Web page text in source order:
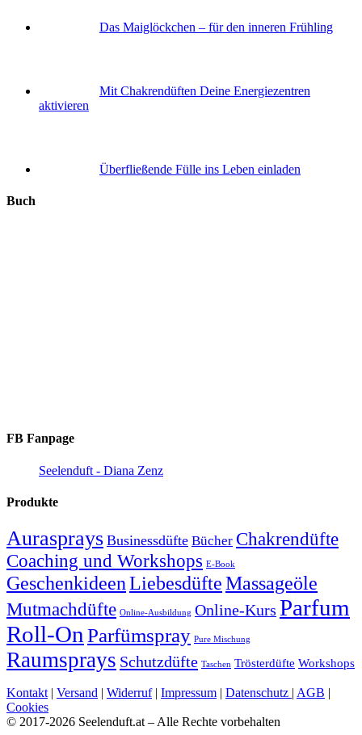
Das Maiglöckchen – für den inneren Frühling
Mit Chakrendüften Deine Energiezentren
aktivieren
Überfließende Fülle ins Leben einladen
Buch
FB Fanpage
Seelenduft - Diana Zenz
Produkte
Aurasprays Businessdüfte Bücher Chakrendüfte
Coaching und Workshops E-Book
GeschenkideenLiebesdüfteMassageöle
Mutmachdüfte Online-Ausbildung Online-Kurs Parfum
Roll-On Parfümspray Pure Mischung
Raumsprays Schutzdüfte Taschen Trösterdüfte Workshops
Kontakt | Versand | Widerruf| Impressum | Datenschutz | AGB |
Cookies
© 2017-2026 Seelenduft.at – Alle Rechte vorbehalten